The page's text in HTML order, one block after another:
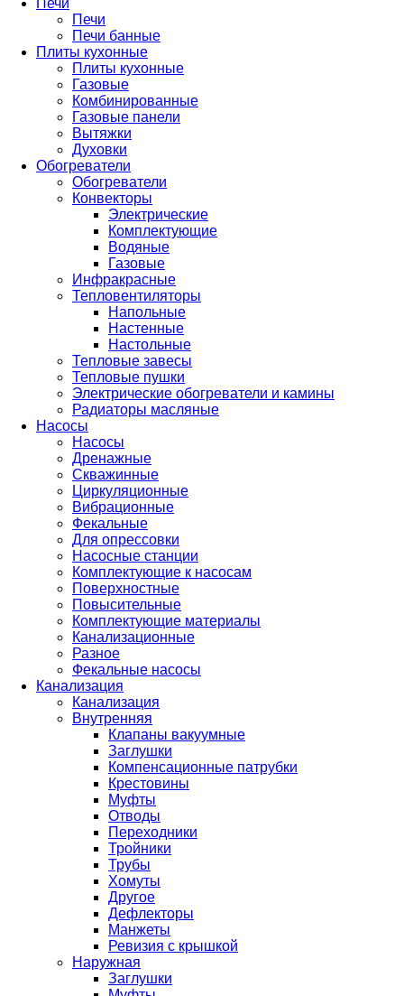
Печи
Печи
Печи банные
Плиты кухонные
Плиты кухонные
Газовые
Комбинированные
Газовые панели
Вытяжки
Духовки
Обогреватели
Обогреватели
Конвекторы
Электрические
Комплектующие
Водяные
Газовые
Инфракрасные
Тепловентиляторы
Напольные
Настенные
Настольные
Тепловые завесы
Тепловые пушки
Электрические обогреватели и камины
Радиаторы масляные
Насосы
Насосы
Дренажные
Скважинные
Циркуляционные
Вибрационные
Фекальные
Для опрессовки
Насосные станции
Комплектующие к насосам
Поверхностные
Повысительные
Комплектующие материалы
Канализационные
Разное
Фекальные насосы
Канализация
Канализация
Внутренняя
Клапаны вакуумные
Заглушки
Компенсационные патрубки
Крестовины
Муфты
Отводы
Переходники
Тройники
Трубы
Хомуты
Другое
Дефлекторы
Манжеты
Ревизия с крышкой
Наружная
Заглушки